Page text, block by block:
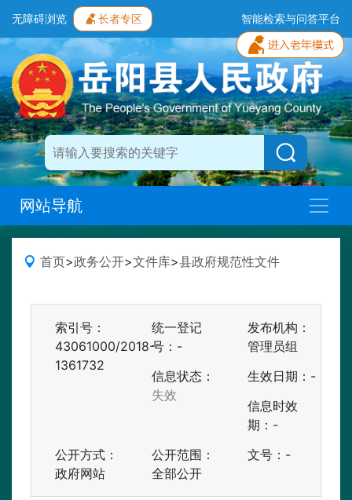
无障碍浏览 长者专区 智能检索与问答平台
网站导航
首页>政务公开>文件库>县政府规范性文件
索引号：
43061000/2018-
1361732
统一登记
号：-
发布机构：
管理员组
信息状态：
失效
生效日期：-
信息时效
期： -
公开方式：
政府网站
公开范围：
全部公开
文号：-